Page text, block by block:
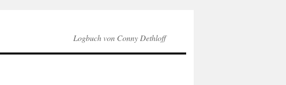
Logbuch von Conny Dethloff